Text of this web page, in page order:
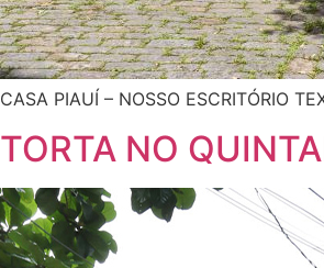
CASA PIAUÍ – NOSSO ESCRITÓRIO
TORTA NO